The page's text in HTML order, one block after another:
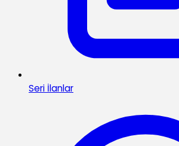
Seri İlanlar